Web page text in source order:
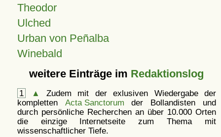
Theodor
Ulched
Urban von Peñalba
Winebald
weitere Einträge im Redaktionslog
1 ▲
Zudem mit der exlusiven Wiedergabe der
kompletten Acta Sanctorum der Bollandisten und
durch persönliche Recherchen an über 10.000 Orten
die einzige Internetseite zum Thema mit
wissenschaftlicher Tiefe.